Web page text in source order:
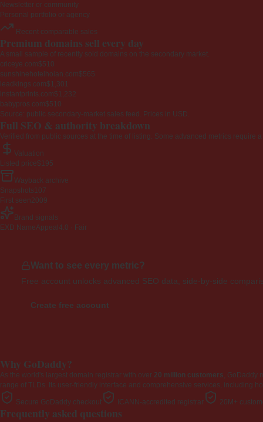
Newsletter or community
Personal portfolio or agency
Recent comparable sales
Premium domains sell every day
A small sample of recently sold domains on the secondary market.
criceye.com$510
sunshinehotelhoian.com$565
leadkings.com$1,301
instantprints.com$1,232
babypros.com$510
Source: public secondary-market sales feed. Prices in USD.
Full SEO & authority breakdown
Verified from public sources at the time of listing. Some advanced metrics require
Valuation
Listed price$195
Wayback archive
Snapshots 107
First seen2009
Brand signals
EXD NameAppeal 4.0 · Fair
Want to see every metric?
Free account unlocks advanced SEO data, side-by-side
Create free account
Why GoDaddy?
As the world's largest domain registrar with over 20 million customers, GoDaddy
range of TLDs. Its user-friendly interface and comprehensive services, including
Secure GoDaddy checkout ICANN-accredited registrar 20M+
Frequently asked questions